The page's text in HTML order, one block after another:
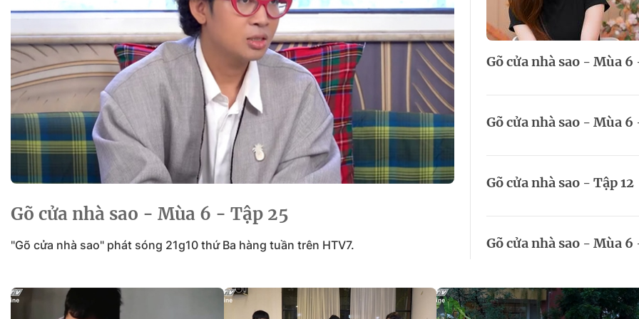
Sự kiện quan tâm
Chuyên đề
Không gian văn hóa
Hồ Chí Minh
Chuyển đổi số
HTV Show
Thành phố không
ngủ
Chậm
Bé xem gì
Mái ấm gia đình
Việt
Các show khác
Các chương trình
khác
HTV Phim
Phim truyền hình
Phim tài liệu
HTV Sự kiện
Made By Vietnam
Ngày hội HTV
Chung một tấm
Gõ cửa nhà sao - Mùa 6 - Tập 25
"Gõ cửa nhà sao" phát sóng 21g10 thứ Ba hàng tuần trên HTV7.
Gõ cửa nhà sao - Mùa 6
Gõ cửa nhà sao - Mùa 6
Gõ cửa nhà sao - Tập 12
Gõ cửa nhà sao - Mùa 6